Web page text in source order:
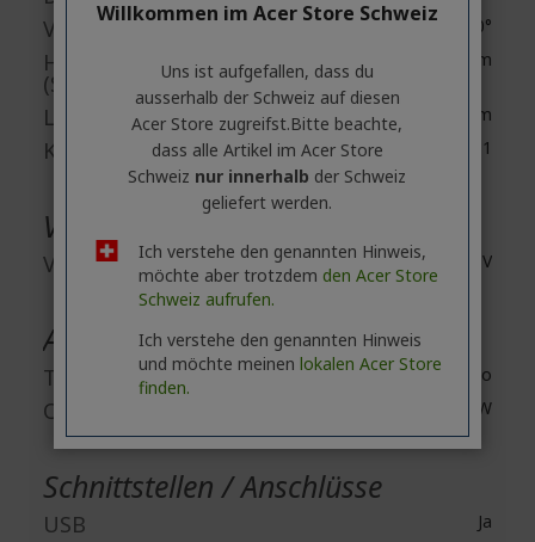
Vertikale Trapezkorrektur -40°/+40°
Helligkeit
(Standardmodus)
4800 lm
Low Mode Brightness 3840 lm
Kontrastverhältnis 20,000:1
Video
Video Signal Standard HDTV
Audio
Tonsystem Stereo
Output Power 10 W
Schnittstellen / Anschlüsse
USB Ja
Willkommen im Acer Store Schweiz
Uns ist aufgefallen, dass du
ausserhalb ​der Schweiz auf diesen
Acer Store zugreifst.​Bitte beachte,
dass alle Artikel im Acer Store
Schweiz nur innerhalb der Schweiz
geliefert werden.
Ich verstehe den genannten Hinweis,
möchte aber trotzdem den Acer Store
Schweiz aufrufen.
Ich verstehe den genannten Hinweis
und möchte meinen lokalen Acer Store
finden.